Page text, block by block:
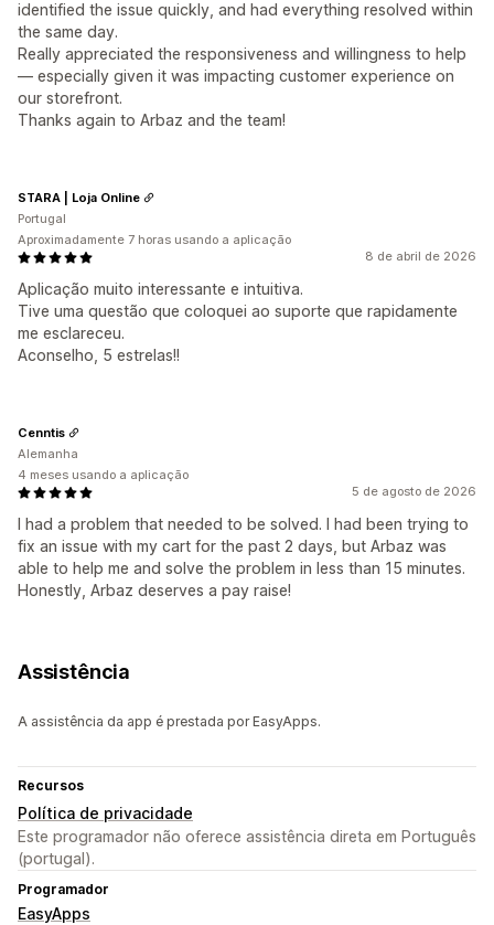
identified the issue quickly, and had everything resolved within
the same day.
Really appreciated the responsiveness and willingness to help
— especially given it was impacting customer experience on
our storefront.
Thanks again to Arbaz and the team!
8 de abril de 2026
Aplicação muito interessante e intuitiva.
Tive uma questão que coloquei ao suporte que rapidamente
me esclareceu.
Aconselho, 5 estrelas!!
STARA | Loja Online
Portugal
Aproximadamente 7 horas usando a aplicação
5 de agosto de 2026
I had a problem that needed to be solved. I had been trying to
fix an issue with my cart for the past 2 days, but Arbaz was
able to help me and solve the problem in less than 15 minutes.
Honestly, Arbaz deserves a pay raise!
Cenntis
Alemanha
4 meses usando a aplicação
Assistência
A assistência da app é prestada por EasyApps.
Recursos
Política de privacidade
Este programador não oferece assistência direta em Português
(portugal).
Programador
EasyApps